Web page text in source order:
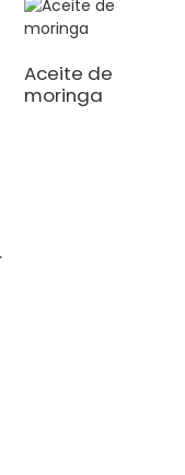
Aceite de
moringa